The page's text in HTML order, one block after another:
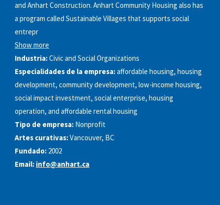
and Anhart Construction. Anhart Community Housing also has
a program called Sustainable Villages that supports social
entrepr
Show more
Industria:Civic and Social Organizations
Especialidades de la empresa:affordable housing, housing
development, community development, low-income housing,
social impact investment, social enterprise, housing
operation, and affordable rental housing
Tipo de empresa: Nonprofit
Artes curativas:Vancouver, BC
Fundado: 2002
Email: info@anhart.ca